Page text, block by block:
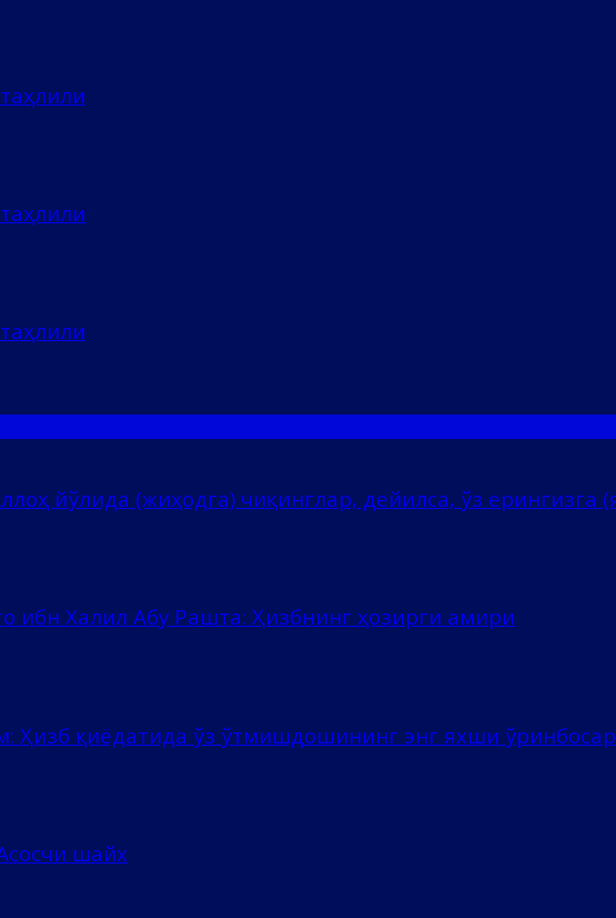
йўлида (жиҳодга) чиқинглар, дейилса, ўз ерингизга
ибн Халил Абу Рашта: Ҳизбнинг ҳозирги амири
Ҳизб қиёдатида ўз ўтмишдошининг энг яхши
шайх